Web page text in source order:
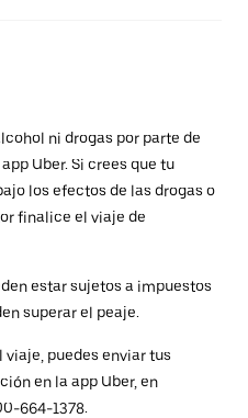
ni drogas por parte de
Uber. Si crees que tu
los efectos de las drogas o
finalice el viaje de
estar sujetos a impuestos
superar el peaje.
puedes enviar tus
en la app Uber, en
664-1378.